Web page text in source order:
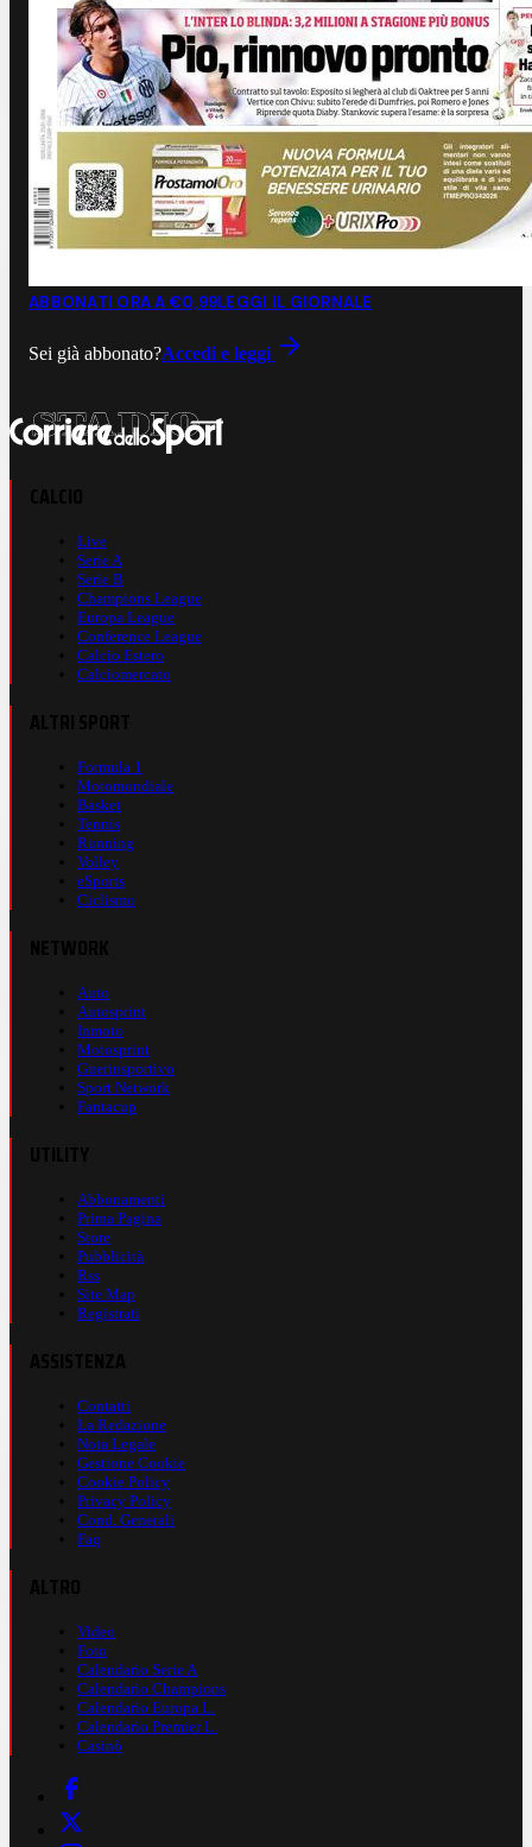
ABBONATI ORA A €0,99LEGGI IL GIORNALE
Sei già abbonato?Accedi e leggi
Live
Serie A
Serie B
Champions League
Europa League
Conference League
Calcio Estero
Calciomercato
Formula 1
Motomondiale
Basket
Tennis
Running
Volley
eSports
Ciclismo
Auto
Autosprint
Inmoto
Motosprint
Guerinsportivo
Sport Network
Fantacup
Abbonamenti
Prima Pagina
Store
Pubblicità
Rss
Site Map
Registrati
Contatti
La Redazione
Nota Legale
Gestione Cookie
Cookie Policy
Privacy Policy
Cond. Generali
Faq
Video
Foto
Calendario Serie A
Calendario Champions
Calendario Europa L.
Calendario Premier L.
Casinò